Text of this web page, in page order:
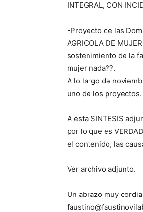
INTEGRAL, CON
-Proyecto de las
AGRICOLA DE
sostenimiento de la
mujer nada??.
A lo largo de
uno de los proyectos.
A esta SINTESIS
por lo que es
el contenido, las
Ver archivo adjunto.
Un abrazo muy